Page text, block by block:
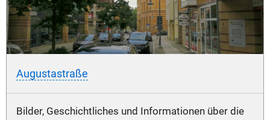
Augustastraße
Bilder, Geschichtliches und Informationen über die